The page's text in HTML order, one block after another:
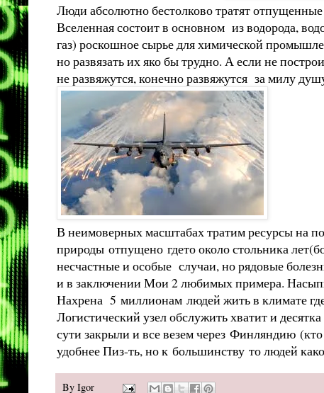
Люди абсолютно бестолково тратят
Вселенная состоит в основном из водорода,
газ) роскошное сырье для химической
но развязать их яко бы трудно. А если не
не развяжутся, конечно развяжутся за милу
В неимоверных масштабах тратим ресурсы на
природы отпущено гдето около стольника
несчастные и особые случаи, но рядовые
и в заключении Мои 2 любимых примера.
Нахрена 5 миллионам людей жить в климате где
Логистический узел обслужить хватит и
сути закрыли и все везем через Финляндию
удобнее Пиз-ть, но к большинству то людей
By Igor